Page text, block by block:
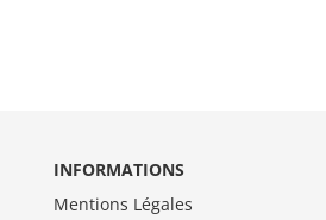
INFORMATIONS
Mentions Légales